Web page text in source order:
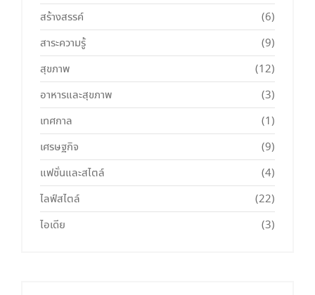
สร้างสรรค์
(6)
สาระความรู้
(9)
สุขภาพ
(12)
อาหารและสุขภาพ
(3)
เทศกาล
(1)
เศรษฐกิจ
(9)
แฟชั่นและสไตล์
(4)
ไลฟ์สไตล์
(22)
ไอเดีย
(3)